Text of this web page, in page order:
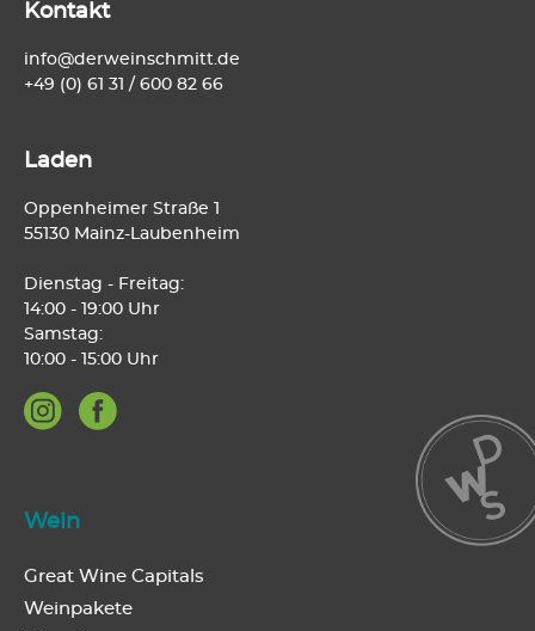
Wein
Great Wine Capitals
Weinpakete
Kontakt
info@derweinschmitt.de
+49 (0) 61 31 / 600 82 66
Laden
Oppenheimer Straße 1
55130 Mainz-Laubenheim
Dienstag - Freitag:
14:00 - 19:00 Uhr
Samstag:
10:00 - 15:00 Uhr